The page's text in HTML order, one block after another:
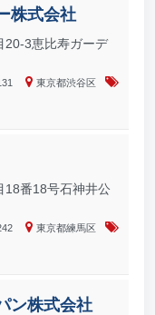
株式会社
20-3恵比寿ガーデ
東京都渋谷区
18番18号石神井公
東京都練馬区
ン株式会社